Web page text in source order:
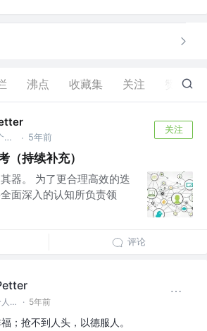
沸点 收藏集 关注 5
软件工程师/个人开发者 @网易 · 5年前
关注
（持续补充）
器。 为了更合理高效的迭
面深入的认知所负责领
评论
软件工程师/个人开发者 @网易 · 5年前
；抢不到人头，以德服人。